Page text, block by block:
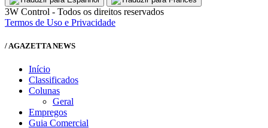
3W Control - Todos os direitos reservados
Termos de Uso e Privacidade
/ AGAZETTA NEWS
Início
Classificados
Colunas
Geral
Empregos
Guia Comercial